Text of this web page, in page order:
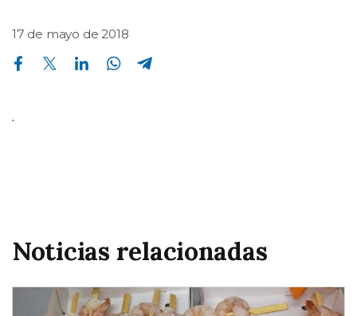
17 de mayo de 2018
Compartir en Facebook Compartir en Twitter Compartir en Linkedin Compartir en Whatsapp
.
Noticias relacionadas